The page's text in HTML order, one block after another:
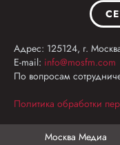
Адрес: 125124, г.
E-mail: info@mosfm.com
По вопросам
Политика обработки
Москва Медиа